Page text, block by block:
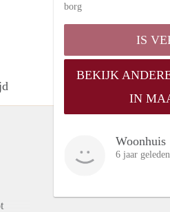
borg
IS
BEKIJK
IN
Woonhuis
6 jaar